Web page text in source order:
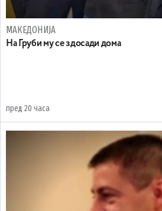
МАКЕДОНИЈА
На Груби му се здосади дома
пред 20 часа